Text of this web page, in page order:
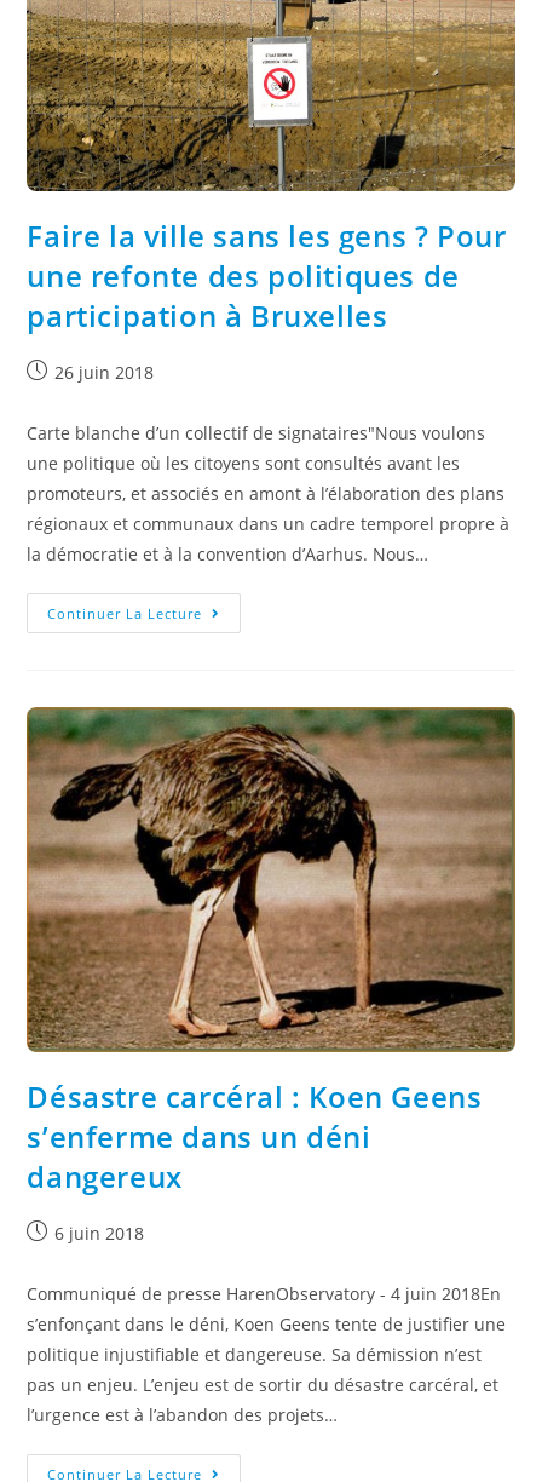
Faire la ville sans les gens ? Pour
une refonte des politiques de
participation à Bruxelles
26 juin 2018
Carte blanche d’un collectif de signataires"Nous voulons
une politique où les citoyens sont consultés avant les
promoteurs, et associés en amont à l’élaboration des plans
régionaux et communaux dans un cadre temporel propre à
la démocratie et à la convention d’Aarhus. Nous…
Continuer La Lecture
Désastre carcéral : Koen Geens
s’enferme dans un déni
dangereux
6 juin 2018
Communiqué de presse HarenObservatory - 4 juin 2018En
s’enfonçant dans le déni, Koen Geens tente de justifier une
politique injustifiable et dangereuse. Sa démission n’est
pas un enjeu. L’enjeu est de sortir du désastre carcéral, et
l’urgence est à l’abandon des projets…
Continuer La Lecture